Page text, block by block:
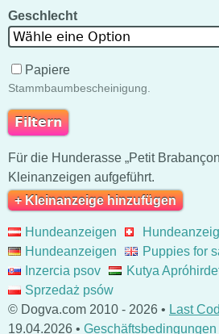
Geschlecht
Wähle eine Option
Papiere
Stammbaumbescheinigung.
Für die Hunderasse „Petit
Kleinanzeigen aufgeführt.
+ Kleinanzeige hinzufügen
Hundeanzeigen
Hundeanzeigen
Puppies for
Inzercia psov
Kutya
Sprzedaż psów
© Dogva.com 2010 - 2026 • Last
19.04.2026 • Geschäftsbedingungen